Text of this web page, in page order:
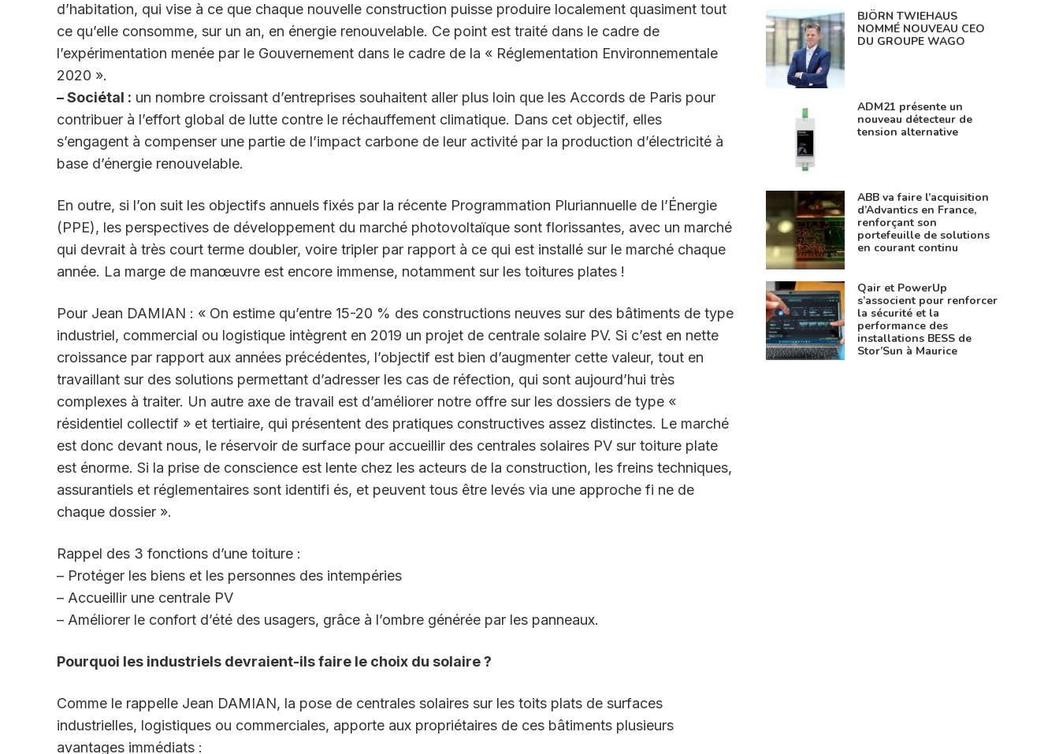
d’habitation, qui vise à ce que chaque nouvelle construction puisse produire localement quasiment tout
ce qu’elle consomme, sur un an, en énergie renouvelable. Ce point est traité dans le cadre de
l’expérimentation menée par le Gouvernement dans le cadre de la « Réglementation Environnementale
2020 ».
– Sociétal : un nombre croissant d’entreprises souhaitent aller plus loin que les Accords de Paris pour
contribuer à l’effort global de lutte contre le réchauffement climatique. Dans cet objectif, elles
s’engagent à compenser une partie de l’impact carbone de leur activité par la production d’électricité à
base d’énergie renouvelable.
En outre, si l’on suit les objectifs annuels fixés par la récente Programmation Pluriannuelle de l’Énergie
(PPE), les perspectives de développement du marché photovoltaïque sont florissantes, avec un marché
qui devrait à très court terme doubler, voire tripler par rapport à ce qui est installé sur le marché chaque
année. La marge de manœuvre est encore immense, notamment sur les toitures plates !
Pour Jean DAMIAN : « On estime qu’entre 15-20 % des constructions neuves sur des bâtiments de type
industriel, commercial ou logistique intègrent en 2019 un projet de centrale solaire PV. Si c’est en nette
croissance par rapport aux années précédentes, l’objectif est bien d’augmenter cette valeur, tout en
travaillant sur des solutions permettant d’adresser les cas de réfection, qui sont aujourd’hui très
complexes à traiter. Un autre axe de travail est d’améliorer notre offre sur les dossiers de type «
résidentiel collectif » et tertiaire, qui présentent des pratiques constructives assez distinctes. Le marché
est donc devant nous, le réservoir de surface pour accueillir des centrales solaires PV sur toiture plate
est énorme. Si la prise de conscience est lente chez les acteurs de la construction, les freins techniques,
assurantiels et réglementaires sont identifi és, et peuvent tous être levés via une approche fi ne de
chaque dossier ».
Rappel des 3 fonctions d’une toiture :
– Protéger les biens et les personnes des intempéries
– Accueillir une centrale PV
– Améliorer le confort d’été des usagers, grâce à l’ombre générée par les panneaux.
Pourquoi les industriels devraient-ils faire le choix du solaire ?
Comme le rappelle Jean DAMIAN, la pose de centrales solaires sur les toits plats de surfaces
industrielles, logistiques ou commerciales, apporte aux propriétaires de ces bâtiments plusieurs
avantages immédiats :
BJÖRN TWIEHAUS
NOMMÉ NOUVEAU CEO
DU GROUPE WAGO
ADM21 présente un
nouveau détecteur de
tension alternative
ABB va faire l’acquisition
d’Advantics en France,
renforçant son
portefeuille de solutions
en courant continu
Qair et PowerUp
s’associent pour renforcer
la sécurité et la
performance des
installations BESS de
Stor’Sun à Maurice